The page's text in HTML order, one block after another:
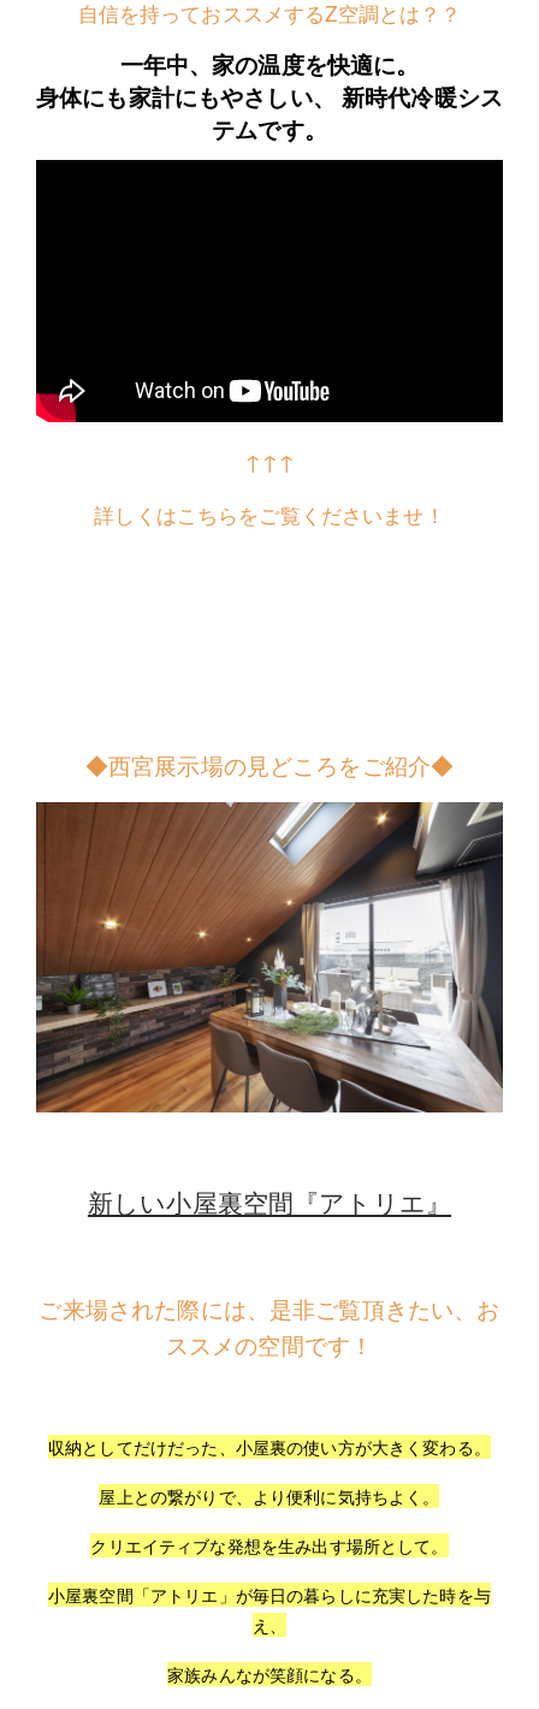
自信を持っておススメするZ空調とは？？
一年中、家の温度を快適に。
身体にも家計にもやさしい、 新時代冷暖シス
テムです。
↑↑↑
詳しくはこちらをご覧くださいませ！
◆西宮展示場の見どころをご紹介◆
新しい小屋裏空間『アトリエ』
ご来場された際には、是非ご覧頂きたい、お
ススメの空間です！
収納としてだけだった、小屋裏の使い方が大きく変わる。
屋上との繋がりで、より便利に気持ちよく。
クリエイティブな発想を生み出す場所として。
小屋裏空間「アトリエ」が毎日の暮らしに充実した時を与
え、
家族みんなが笑顔になる。